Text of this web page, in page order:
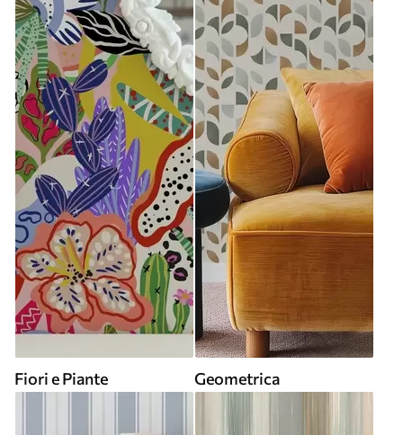
Fiori e Piante Geometrica